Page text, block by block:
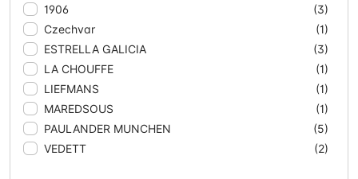
1906
(3)
Czechvar
(1)
ESTRELLA GALICIA
(3)
LA CHOUFFE
(1)
LIEFMANS
(1)
MAREDSOUS
(1)
PAULANDER MUNCHEN
(5)
VEDETT
(2)